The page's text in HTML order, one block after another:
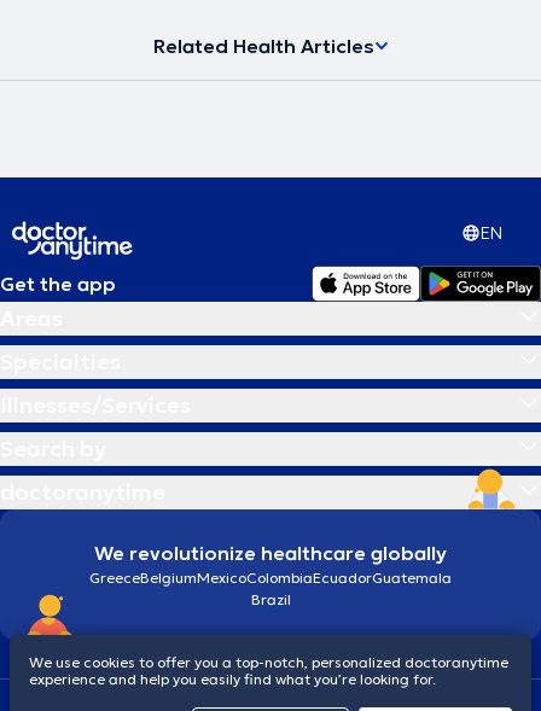
Related Health Articles
EN
Get the app
We revolutionize healthcare globally
GreeceBelgiumMexicoColombiaEcuadorGuatemala
Brazil
Cookiesdoctoranytime: Data Protection Policy
We use cookies to offer you a top-notch, personalized doctoranytime
experience and help you easily find what you’re looking for.